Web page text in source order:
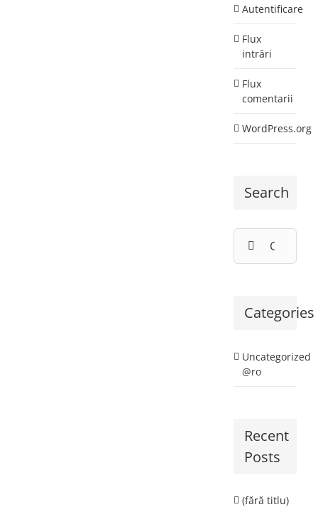
Autentificare
Flux
intrări
Flux
comentarii
WordPress.org
Search
Categories
Uncategorized
@ro
Recent
Posts
(fără titlu)